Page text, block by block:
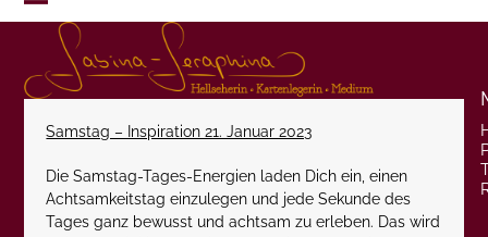
Skip
Open
mobile
menu
Close
mobile
menu
Samstag – Inspiration 21. Januar 2023
Die Samstag-Tages-Energien laden Dich ein, einen
Achtsamkeitstag einzulegen und jede Sekunde des
Tages ganz bewusst und achtsam zu erleben. Das wird